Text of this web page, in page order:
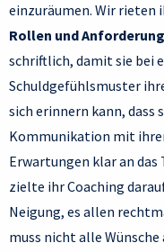
einzuräumen. Wir rieten
Rollen und
schriftlich, damit sie bei
Schuldgefühlsmuster
sich erinnern kann, dass
Kommunikation mit
Erwartungen klar an das
zielte ihr Coaching
Neigung, es allen
muss nicht alle